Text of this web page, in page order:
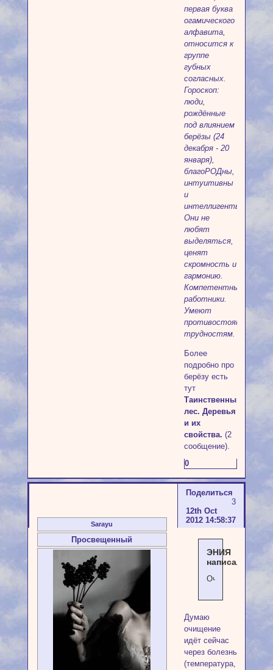
первая буква
огамического
алфавита,
относится к
группе
губных
согласных.
Гороскоп:
люди,
рождённые
под влиянием
берёзы (24
декабря - 20
января),
благоРОДны,
интуитивны
и
интеллигенты.
Они не
любят
выделяться,
ценят
скромность и
гармонию.
Компетентные
работники.
Умеют
противостоять
трудностям.
Более
подробно про
берёзу есть
тут
Таинственный
лес. Деревья
и их
свойства. (2
сообщение).
0
Поделиться
3
12th Oct
2012 14:58:37
Sarayu
Просвещенный
ЭНИЯ
написал(а):
Очищение.
Думаю
очищение
идёт сейчас
через болезнь
(температура,